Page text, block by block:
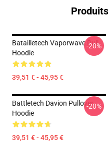
Batailletech Vaporwave Pull
Hoodie
39,51 € - 45,95 €
-20%
Battletech Davion Pullover
Hoodie
39,51 € - 45,95 €
-20%